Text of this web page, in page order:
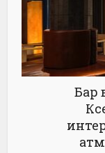
Бар